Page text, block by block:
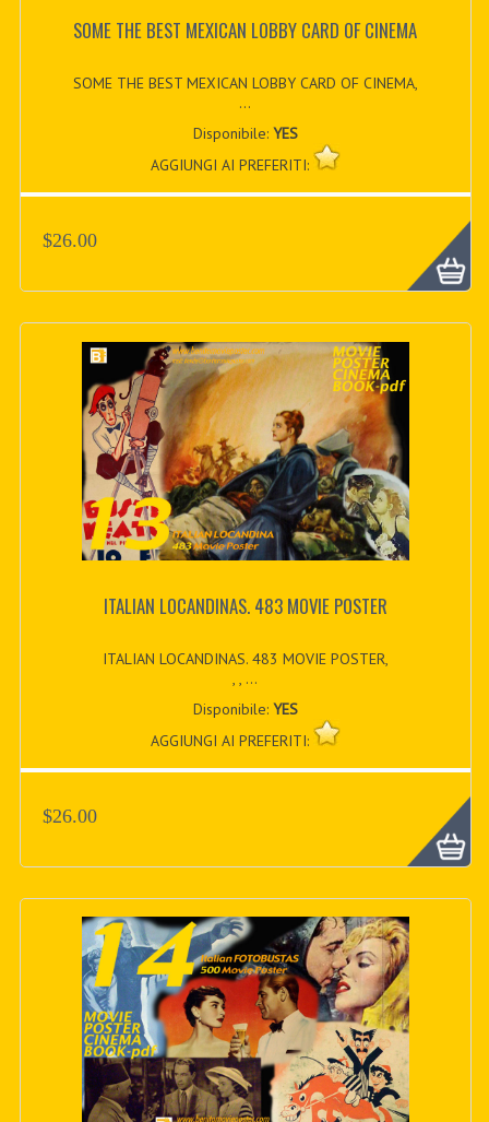
SOME THE BEST MEXICAN LOBBY CARD OF CINEMA
SOME THE BEST MEXICAN LOBBY CARD OF CINEMA,
...
Disponibile: YES
AGGIUNGI AI PREFERITI:
$26.00
ITALIAN LOCANDINAS. 483 MOVIE POSTER
ITALIAN LOCANDINAS. 483 MOVIE POSTER,
, , ...
Disponibile: YES
AGGIUNGI AI PREFERITI:
$26.00